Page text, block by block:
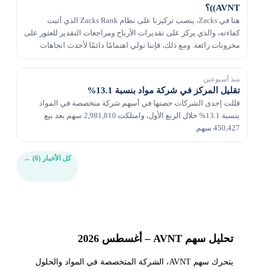
(AVNT)؟
هنا في Zacks، ينصب تركيزنا على نظام Zacks Rank الذي أثبت
كفاءته، والذي يركز على تقديرات الأرباح ومراجعات التقدير للعثور على
مخزونات رائعة. ومع ذلك، فإننا نولي اهتمامًا دائمًا لأحدث اتجاهات
منذ أسبوعين
تقليل المركز في شركة مواد بنسبة 13.1%
قللت إحدى الشركات حصتها في أسهم شركة متخصصة في المواد
بنسبة 13.1% خلال الربع الأول، وامتلكت 2,981,810 سهم بعد بيع
450,427 سهم.
كل الأخبار (6) ←
تحليل سهم AVNT – أغسطس 2026
يتحرك سهم AVNT، الشركة المتخصصة في المواد والحلول